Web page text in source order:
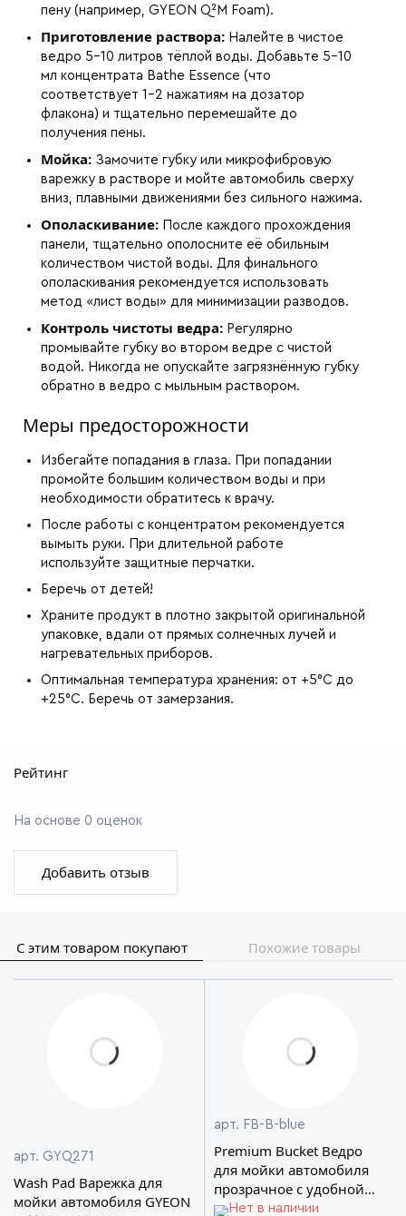
пену (например, GYEON Q²M Foam).
Приготовление раствора: Налейте в чистое
ведро 5–10 литров тёплой воды. Добавьте 5–10
мл концентрата Bathe Essence (что
соответствует 1–2 нажатиям на дозатор
флакона) и тщательно перемешайте до
получения пены.
Мойка: Замочите губку или микрофибровую
варежку в растворе и мойте автомобиль сверху
вниз, плавными движениями без сильного нажима.
Ополаскивание: После каждого прохождения
панели, тщательно ополосните её обильным
количеством чистой воды. Для финального
ополаскивания рекомендуется использовать
метод «лист воды» для минимизации разводов.
Контроль чистоты ведра: Регулярно
промывайте губку во втором ведре с чистой
водой. Никогда не опускайте загрязнённую губку
обратно в ведро с мыльным раствором.
Меры предосторожности
Избегайте попадания в глаза. При попадании
промойте большим количеством воды и при
необходимости обратитесь к врачу.
После работы с концентратом рекомендуется
вымыть руки. При длительной работе
используйте защитные перчатки.
Беречь от детей!
Храните продукт в плотно закрытой оригинальной
упаковке, вдали от прямых солнечных лучей и
нагревательных приборов.
Оптимальная температура хранения: от +5°C до
+25°C. Беречь от замерзания.
Рейтинг
На основе 0 оценок
Добавить отзыв
С этим товаром покупают Похожие товары
арт. GYQ271
Wash Pad Варежка для
мойки автомобиля GYEON
арт. FB-B-blue
Premium Bucket Ведро
для мойки автомобиля
прозрачное с удобной
ручкой FIREBALL
Нет в наличии